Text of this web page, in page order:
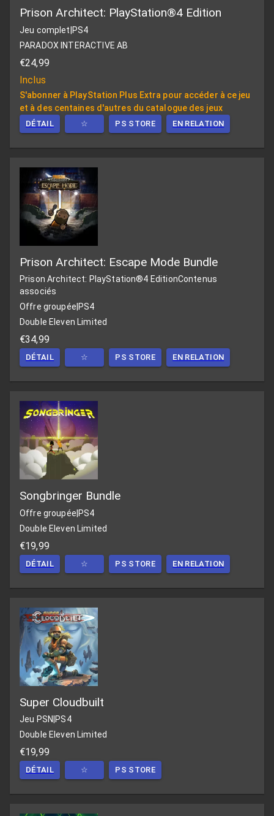
Prison Architect: PlayStation®4 Edition
Jeu complet PS4
PARADOX INTERACTIVE AB
€24,99
Inclus
S'abonner à PlayStation Plus Extra pour accéder à ce jeu
et à des centaines d'autres du catalogue des jeux
DÉTAIL ☆ PS STORE EN RELATION
Prison Architect: Escape Mode Bundle
Prison Architect: PlayStation®4 EditionContenus
associés
Offre groupée PS4
Double Eleven Limited
€34,99
DÉTAIL ☆ PS STORE EN RELATION
Songbringer Bundle
Offre groupée PS4
Double Eleven Limited
€19,99
DÉTAIL ☆ PS STORE EN RELATION
Super Cloudbuilt
Jeu PSN PS4
Double Eleven Limited
€19,99
DÉTAIL ☆ PS STORE